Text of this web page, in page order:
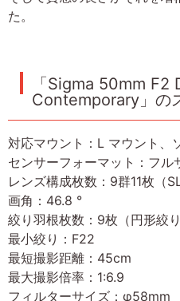
た。
「Sigma 50mm F2
Contemporary」の
対応マウント：L マウント、
センサーフォーマット：フル
レンズ構成枚数：9群11枚（
画角：46.8 °
絞り羽根枚数：9枚（円形絞り
最小絞り：F22
最短撮影距離：45cm
最大撮影倍率：1:6.9
フィルターサイズ：φ58mm